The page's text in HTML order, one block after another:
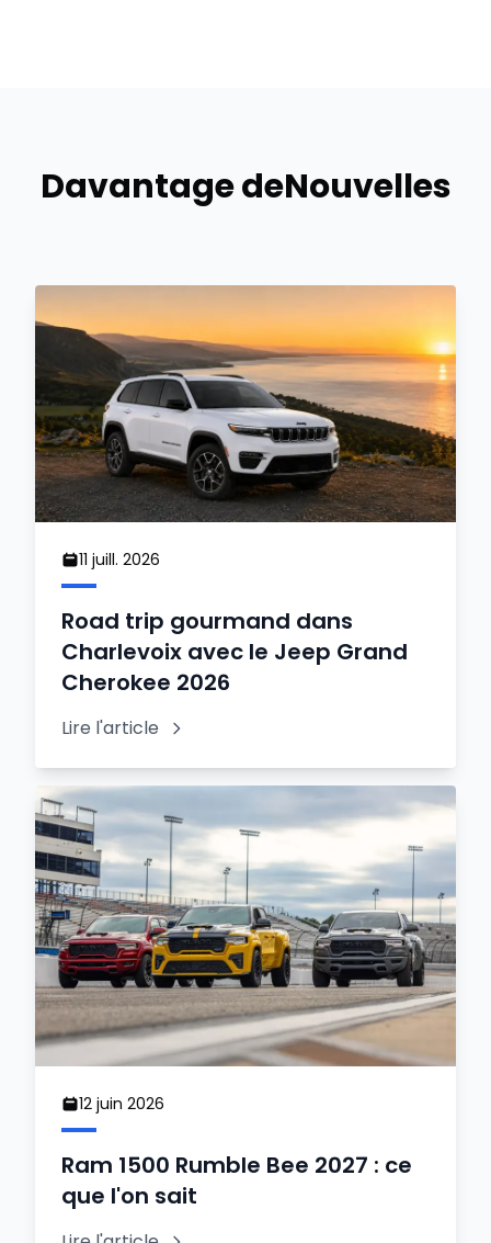
Davantage deNouvelles
11 juill. 2026
Road trip gourmand dans
Charlevoix avec le Jeep Grand
Cherokee 2026
Lire l'article
12 juin 2026
Ram 1500 Rumble Bee 2027 : ce
que l'on sait